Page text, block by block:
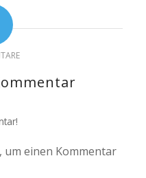
um einen Kommentar